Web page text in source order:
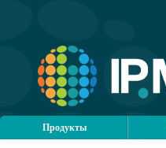
Продукты